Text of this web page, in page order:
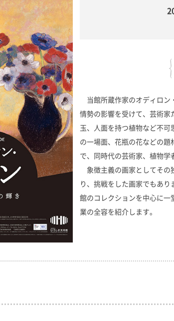
当館所蔵作家のオディロ
情勢の影響を受けて、芸術
玉、人面を持つ植物など不
の一場面、花瓶の花などの
で、同時代の芸術家、植物学
象徴主義の画家としてその
り、挑戦をした画家でもあ
館のコレクションを中心に
業の全容を紹介します。